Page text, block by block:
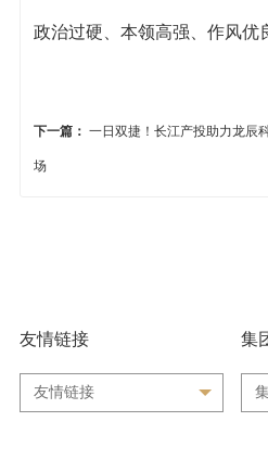
政治过硬、本领高强、作风优
下一篇： 一日双捷！长江产投助力龙辰
场
友情链接
友情链接
集